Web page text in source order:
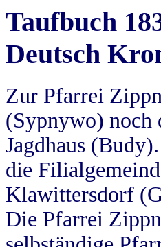
Taufbuch
Deutsch
Zur Pfarrei
(Sypnywo) noch
Jagdhaus
die
Klawittersdorf
Die Pfarrei